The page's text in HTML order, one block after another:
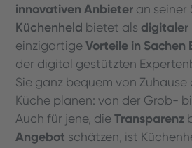
innovativen Anbieter an seiner
Küchenheld bietet als digitaler
einzigartigeVorteile in Sachen
der digital gestützten
Sie ganz bequem von Zuhause
Küche planen: von der Grob-
Auch für jene, dieTransparenz
Angebot schätzen, ist